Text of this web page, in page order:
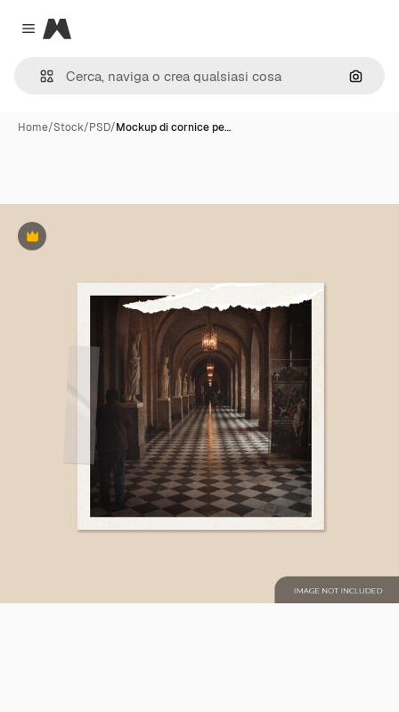
Close menu
Magnific
Cerca
Home/Stock/PSD/Mockup di cornice pe…
Premium